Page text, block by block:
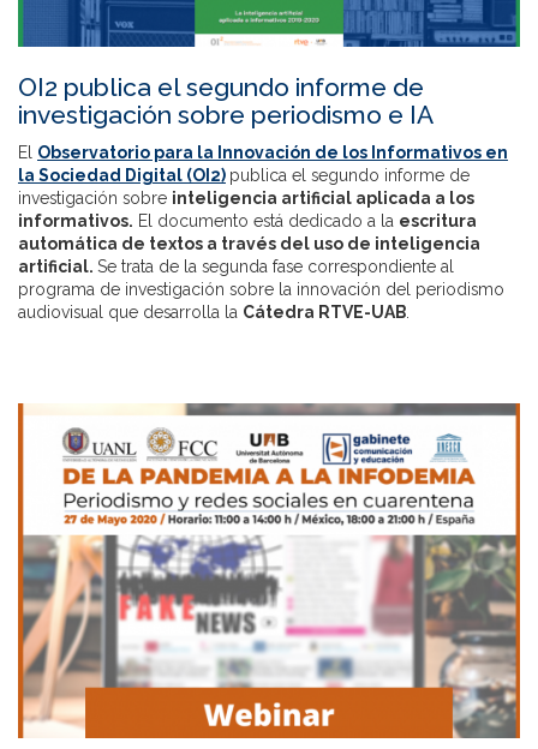
OI2 publica el segundo informe de
investigación sobre periodismo e IA
El Observatorio para la Innovación de los Informativos en
la Sociedad Digital (OI2) publica el segundo informe de
investigación sobre inteligencia artificial aplicada a los
informativos. El documento está dedicado a la escritura
automática de textos a través del uso de inteligencia
artificial. Se trata de la segunda fase correspondiente al
programa de investigación sobre la innovación del periodismo
audiovisual que desarrolla la Cátedra RTVE-UAB